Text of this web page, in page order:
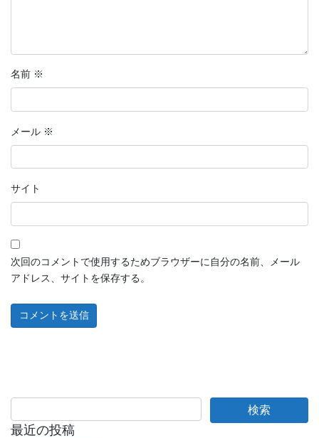
名前 ※
メール ※
サイト
次回のコメントで使用するためブラウザーに自分の名前、メール
アドレス、サイトを保存する。
最近の投稿